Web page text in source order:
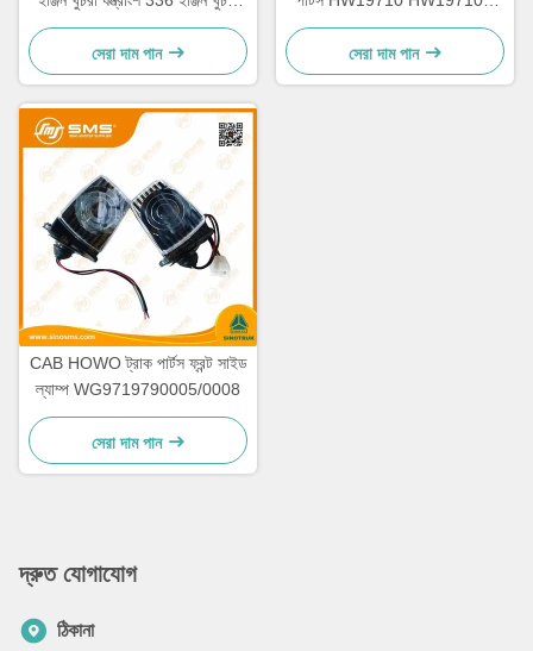
যন্ত্রাংশ
সেরা দাম পান
HW19712
সেরা দাম পান
CAB HOWO ট্রাক পার্টস ফ্রন্ট সাইড
ল্যাম্প WG9719790005/0008
সেরা দাম পান
দ্রুত যোগাযোগ
ঠিকানা